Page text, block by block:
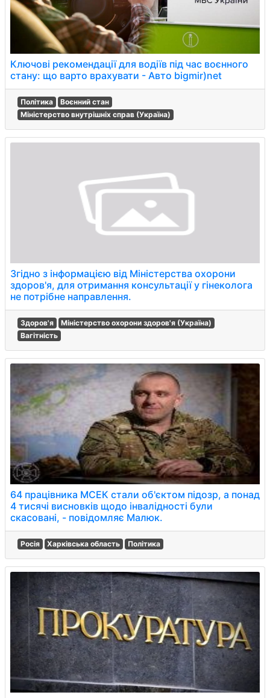
Ключові рекомендації для водіїв під час воєнного
стану: що варто врахувати - Авто bigmir)net
Політика
Воєнний стан
Міністерство внутрішніх справ (Україна)
Згідно з інформацією від Міністерства охорони
здоров'я, для отримання консультації у гінеколога
не потрібне направлення.
Здоров'я
Міністерство охорони здоров'я (Україна)
Вагітність
64 працівника МСЕК стали об'єктом підозр, а понад
4 тисячі висновків щодо інвалідності були
скасовані, - повідомляє Малюк.
Росія Харківська область Політика